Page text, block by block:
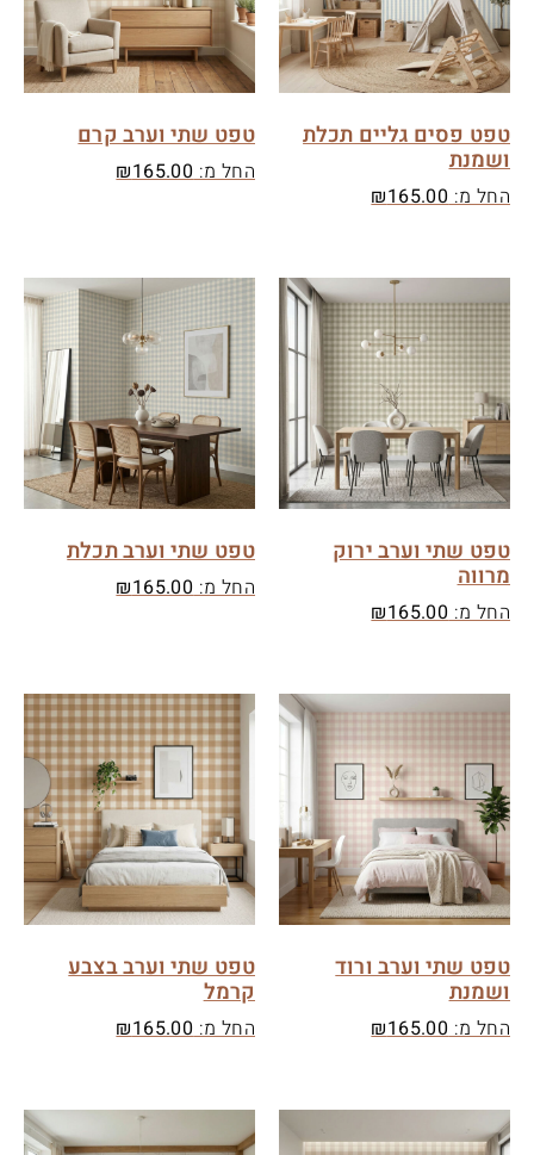
טפט פסים גליים תכלת
ושמנת
החל מ: ₪165.00
טפט שתי וערב קרם
החל מ: ₪165.00
טפט שתי וערב ירוק
מרווה
החל מ: ₪165.00
טפט שתי וערב תכלת
החל מ: ₪165.00
טפט שתי וערב ורוד
ושמנת
החל מ: ₪165.00
טפט שתי וערב בצבע
קרמל
החל מ: ₪165.00